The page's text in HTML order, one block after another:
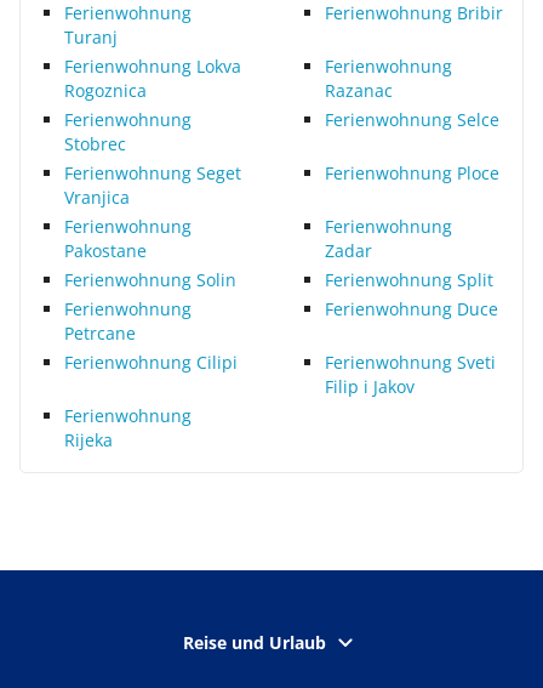
Ferienwohnung
Turanj
Ferienwohnung Bribir
Ferienwohnung Lokva
Rogoznica
Ferienwohnung
Razanac
Ferienwohnung
Stobrec
Ferienwohnung Selce
Ferienwohnung Seget
Vranjica
Ferienwohnung Ploce
Ferienwohnung
Pakostane
Ferienwohnung
Zadar
Ferienwohnung Solin
Ferienwohnung Split
Ferienwohnung
Petrcane
Ferienwohnung Duce
Ferienwohnung Cilipi
Ferienwohnung Sveti
Filip i Jakov
Ferienwohnung
Rijeka
Reise und Urlaub